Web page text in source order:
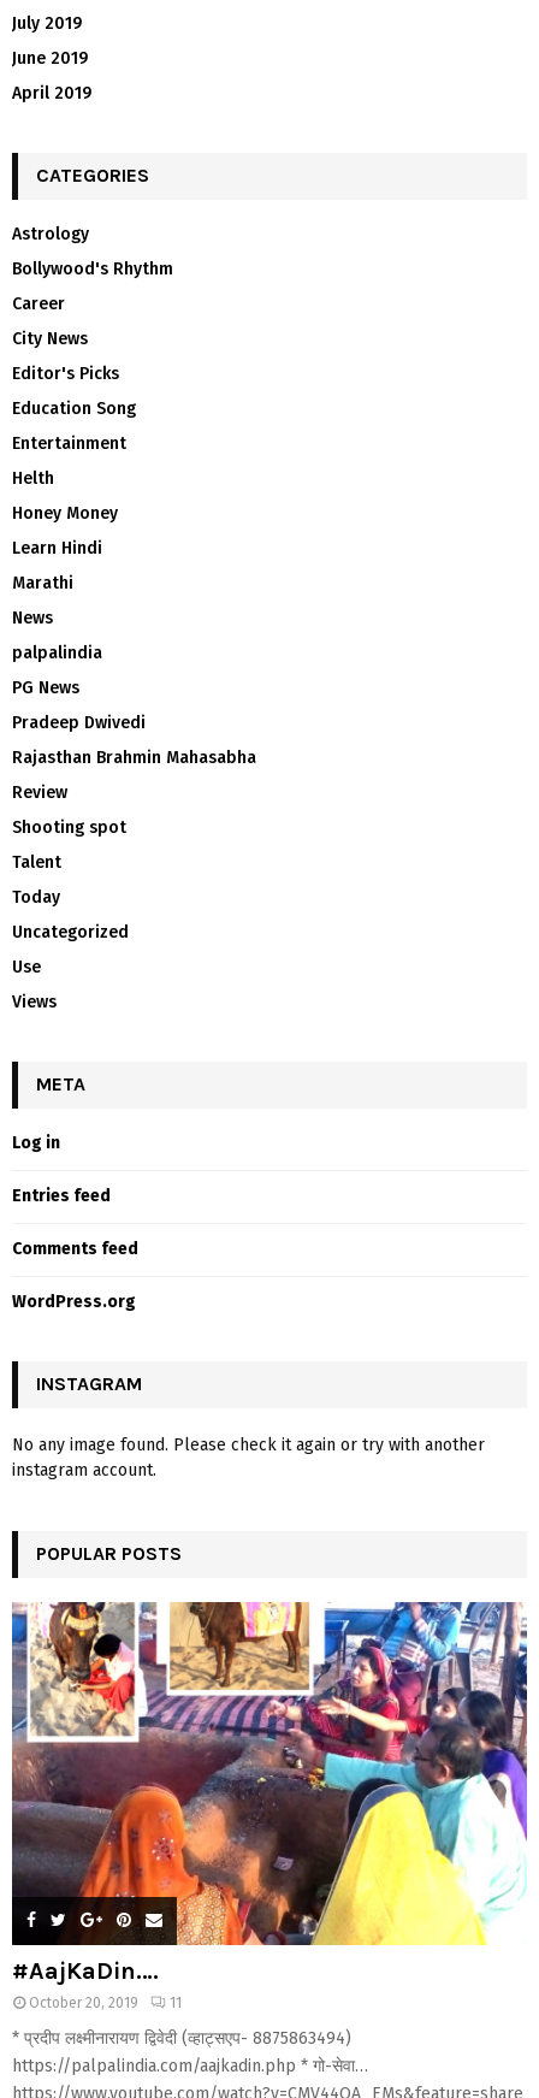
July 2019
June 2019
April 2019
CATEGORIES
Astrology
Bollywood's Rhythm
Career
City News
Editor's Picks
Education Song
Entertainment
Helth
Honey Money
Learn Hindi
Marathi
News
palpalindia
PG News
Pradeep Dwivedi
Rajasthan Brahmin Mahasabha
Review
Shooting spot
Talent
Today
Uncategorized
Use
Views
META
Log in
Entries feed
Comments feed
WordPress.org
INSTAGRAM
No any image found. Please check it again or try with another
instagram account.
POPULAR POSTS
#AajKaDin….
October 20, 2019 11
* प्रदीप लक्ष्मीनारायण द्विवेदी (व्हाट्सएप- 8875863494)
https://palpalindia.com/aajkadin.php * गो-सेवा…
https://www.youtube.com/watch?v=CMV44QA_EMs&feature=share